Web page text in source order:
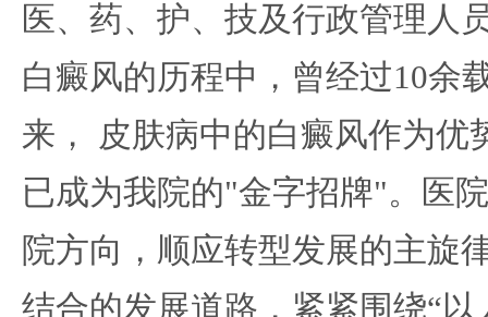
医、药、护、技及行政管理人
白癜风的历程中，曾经过10余
来， 皮肤病中的白癜风作为优
已成为我院的"金字招牌"。医
院方向，顺应转型发展的主旋
结合的发展道路，紧紧围绕“